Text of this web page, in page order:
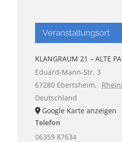
Veranstaltungsort
KLANGRAUM 21 – ALTE
Eduard-Mann-Str. 3
67280 Ebertsheim,
Deutschland
Google Karte anzeigen
Telefon
06359 87634